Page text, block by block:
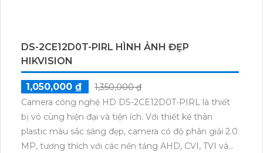
và đầu ghi 8 kênh. Đặc biệt, sản phẩm này còn tích
hợp chức năng công nghệ AI thông minh, mang đến
sự tiện lợi và an toàn cho người sử dụng.
DS-2CE12D0T-PIRL HÌNH ẢNH ĐẸP
HIKVISION
1,050,000 ₫
1,350,000 ₫
Camera công nghệ HD DS-2CE12D0T-PIRL là thiết
bị vô cùng hiện đại và tiện ích. Với thiết kế thân
plastic màu sắc sáng đẹp, camera có độ phân giải 2.0
MP, tương thích với các nền tảng AHD, CVI, TVI và